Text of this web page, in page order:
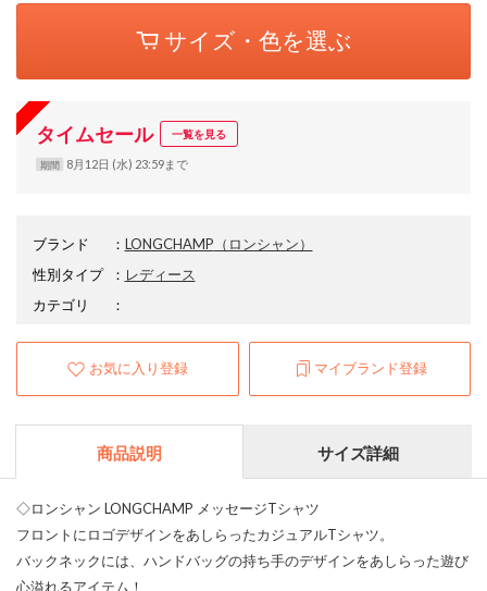
サイズ・色を選ぶ
タイムセール 一覧を見る
期間 8月12日 (水) 23:59まで
ブランド ： LONGCHAMP （ロンシャン）
性別タイプ
： レディース
カテゴリ
：
お気に入り登録 マイブランド登録
商品説明 サイズ詳細
◇ロンシャン LONGCHAMP メッセージTシャツ
フロントにロゴデザインをあしらったカジュアルTシャツ。
バックネックには、ハンドバッグの持ち手のデザインをあしらった遊び
心溢れるアイテム！